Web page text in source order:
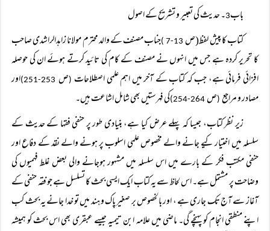
باب3۔حدیث کی تعبیر و تشریح کے اصول
کتاب کا پیش لفظ(ص
جناب مصنف کے والد محترم مولانا زاہدالراشدی صاحب
کا تحریر کردہ ہے جس میں انہوں نے مصنف کے کام کی تائید کرتے ہوئے ان کی حوصلہ
افزائی فرمائی ہے، جب کہ کتاب کے آخر میں اہم علمی اصطلاحات (ص
اور
مصادر و مراجع (ص 264-254)
کی فہرستیں بھی شامل اشاعت ہیں۔
زیر نظر کتاب، جیسا کہ پہلے عرض کیا ہے، بنیادی طور پر حنفی فقہا کے حدیث کے
سلسلہ میں اختیار کیے جانے والے مخصوص علمی اسلوب پر ہونے والے نقد کے دفاع اور
حنفی مکتب فکر کے بارے میں اس سلسلہ میں مشہور ہوجانے والی بعض غلط فہمیوں کی
وضاحت پر مشتمل ہے۔ اس لحاظ سے یہ کتاب ایک ایسی بحث کا تسلسل ہے جو فقہ حنفی کے
آغاز سے آج تک جاری ہے ، اور بالخصوص بر صغیر پاک و ہند میں تو خدا جانے یہ بحث کب
اپنے منطقی انجام کو پہنچے گی۔ ماضی میں علامہ ابن تیمیہ جیسے عبقری بھی اس بحث کو ہمیشہ